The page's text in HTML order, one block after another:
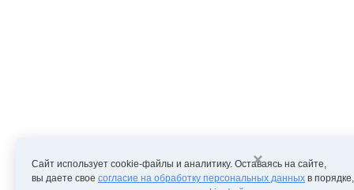
×
Сайт использует cookie-файлы и аналитику. Оставаясь на сайте,
вы даете свое согласие на обработку персональных данных в порядке,